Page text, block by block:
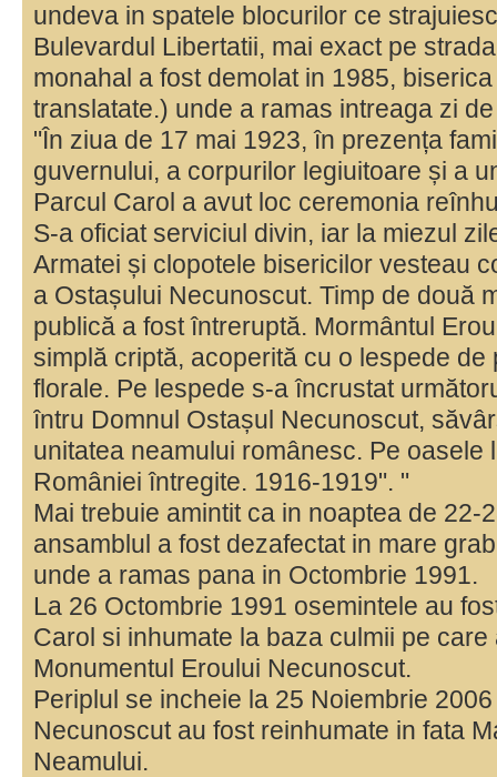
undeva in spatele blocurilor ce
Bulevardul Libertatii, mai exact pe
monahal a fost demolat in 1985,
translatate.) unde a ramas intreaga zi
"În ziua de 17 mai 1923, în prezența
guvernului, a corpurilor legiuitoare și a
Parcul Carol a avut loc ceremonia
S-a oficiat serviciul divin, iar la miezul
Armatei și clopotele bisericilor vesteau
a Ostașului Necunoscut. Timp de două
publică a fost întreruptă. Mormântul
simplă criptă, acoperită cu o lespede
florale. Pe lespede s-a încrustat
întru Domnul Ostașul Necunoscut,
unitatea neamului românesc. Pe oasele
României întregite. 1916-1919". "
Mai trebuie amintit ca in noaptea de 22-
ansamblul a fost dezafectat in mare
unde a ramas pana in Octombrie 1991.
La 26 Octombrie 1991 osemintele au
Carol si inhumate la baza culmii pe
Monumentul Eroului Necunoscut.
Periplul se incheie la 25 Noiembrie
Necunoscut au fost reinhumate in fata
Neamului.